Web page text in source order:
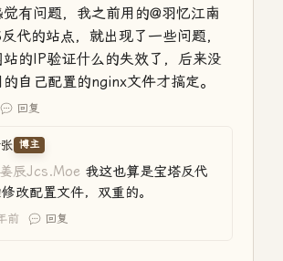
有问题，我之前用的@羽忆江南
代的站点，就出现了一些问题，
站的IP验证什么的失效了，后来没
自己配置的nginx文件才搞定。
回复
博主
辰Jcs.Moe 我这也算是宝塔反代
改配置文件，双重的。
前 回复